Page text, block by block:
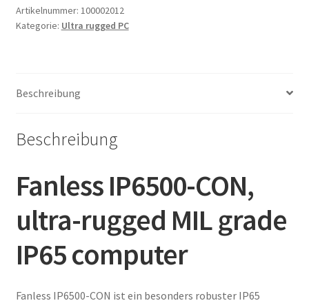
Artikelnummer: 100002012
Kategorie: Ultra rugged PC
Beschreibung
Beschreibung
Fanless IP6500-CON,
ultra-rugged MIL grade
IP65 computer
Fanless IP6500-CON ist ein besonders robuster IP65